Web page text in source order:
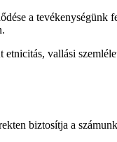
a
vallási
biztosítja a